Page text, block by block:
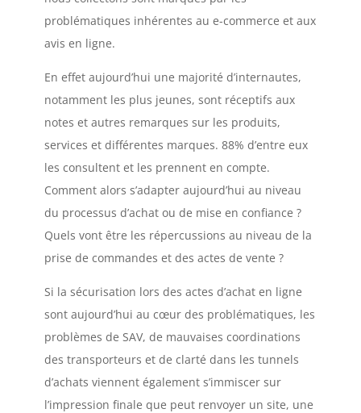
problématiques inhérentes au e-commerce et aux
avis en ligne.
En effet aujourd’hui une majorité d’internautes,
notamment les plus jeunes, sont réceptifs aux
notes et autres remarques sur les produits,
services et différentes marques. 88% d’entre eux
les consultent et les prennent en compte.
Comment alors s’adapter aujourd’hui au niveau
du processus d’achat ou de mise en confiance ?
Quels vont être les répercussions au niveau de la
prise de commandes et des actes de vente ?
Si la sécurisation lors des actes d’achat en ligne
sont aujourd’hui au cœur des problématiques, les
problèmes de SAV, de mauvaises coordinations
des transporteurs et de clarté dans les tunnels
d’achats viennent également s’immiscer sur
l’impression finale que peut renvoyer un site, une